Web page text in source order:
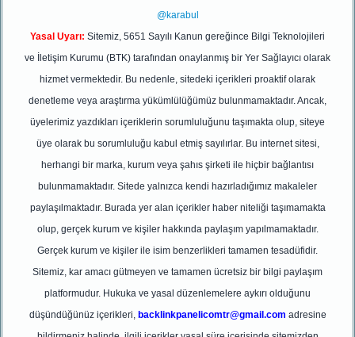
@karabul
Yasal Uyarı: Sitemiz, 5651 Sayılı Kanun gereğince Bilgi Teknolojileri
ve İletişim Kurumu (BTK) tarafından onaylanmış bir Yer Sağlayıcı olarak
hizmet vermektedir. Bu nedenle, sitedeki içerikleri proaktif olarak
denetleme veya araştırma yükümlülüğümüz bulunmamaktadır. Ancak,
üyelerimiz yazdıkları içeriklerin sorumluluğunu taşımakta olup, siteye
üye olarak bu sorumluluğu kabul etmiş sayılırlar. Bu internet sitesi,
herhangi bir marka, kurum veya şahıs şirketi ile hiçbir bağlantısı
bulunmamaktadır. Sitede yalnızca kendi hazırladığımız makaleler
paylaşılmaktadır. Burada yer alan içerikler haber niteliği taşımamakta
olup, gerçek kurum ve kişiler hakkında paylaşım yapılmamaktadır.
Gerçek kurum ve kişiler ile isim benzerlikleri tamamen tesadüfidir.
Sitemiz, kar amacı gütmeyen ve tamamen ücretsiz bir bilgi paylaşım
platformudur. Hukuka ve yasal düzenlemelere aykırı olduğunu
düşündüğünüz içerikleri, backlinkpanelicomtr@gmail.com adresine